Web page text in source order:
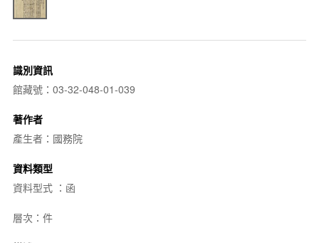
識別資訊
館藏號：03-32-048-01-039
著作者
產生者：國務院
資料類型
資料型式 ：函
層次：件